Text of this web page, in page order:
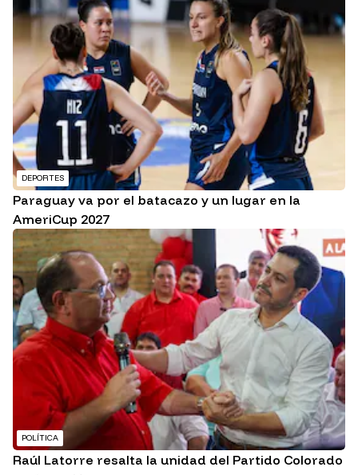
DEPORTES
Paraguay va por el batacazo y un lugar en la
AmeriCup 2027
POLÍTICA
Raúl Latorre resalta la unidad del Partido Colorado